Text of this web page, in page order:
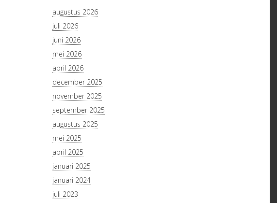
augustus 2026
juli 2026
juni 2026
mei 2026
april 2026
december 2025
november 2025
september 2025
augustus 2025
mei 2025
april 2025
januari 2025
januari 2024
juli 2023